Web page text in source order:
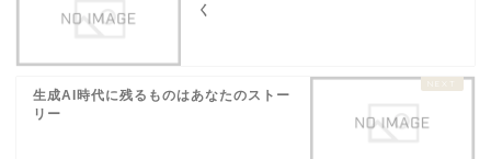
く
生成AI時代に残るものはあなたのストー
リー